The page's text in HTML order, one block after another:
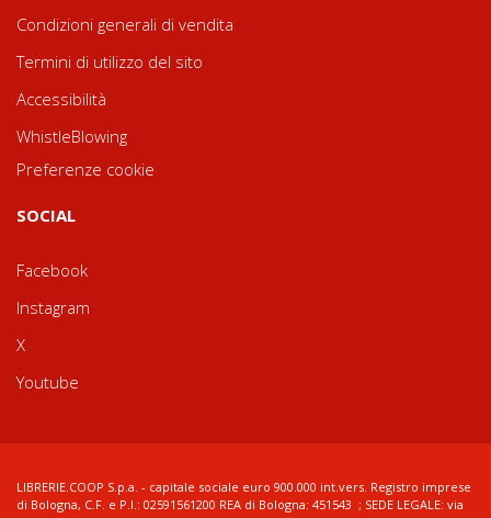
Condizioni generali di vendita
Termini di utilizzo del sito
Accessibilità
WhistleBlowing
Preferenze cookie
SOCIAL
Facebook
Instagram
X
Youtube
LIBRERIE.COOP S.p.a. - capitale sociale euro 900.000 int.vers. Registro imprese
di Bologna, C.F. e P.I.: 02591561200 REA di Bologna: 451543 ; SEDE LEGALE: via